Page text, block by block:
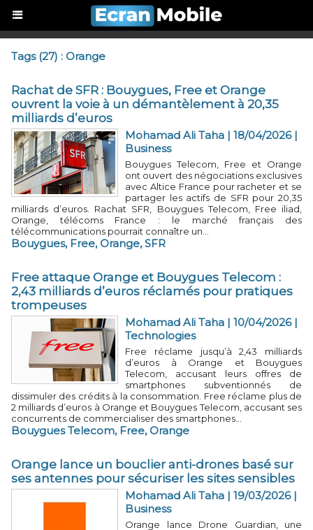
Tags (27) : Orange
Rachat de SFR : Bouygues, Free et Orange
ouvrent la voie à un démantèlement à 20,35
milliards d’euros
Mohamad Ali Taha | 18/04/2026|
Business
Bouygues Telecom, Free et Orange
ont ouvert des négociations exclusives
avec Altice France pour racheter et se
partager les actifs de SFR pour 20,35
milliards d’euros. Rachat SFR, Bouygues Telecom, Free iliad,
Orange, télécoms France : le marché français des
télécommunications pourrait connaître un...
Bouygues, Free, Orange,SFR
Free attaque Orange et Bouygues Telecom :
2,43 milliards d’euros réclamés pour pratiques
trompeuses
Mohamad Ali Taha | 10/04/2026|
Technologies
Free réclame jusqu’à 2,43 milliards
d’euros à Orange et Bouygues
Telecom, accusant leurs offres de
smartphones subventionnés de
dissimuler des crédits à la consommation. Free réclame plus de
2 milliards d’euros à Orange et Bouygues Telecom, accusant ses
concurrents de commercialiser des smartphones...
Bouygues Telecom, Free, Orange
Orange lance un bouclier anti-drones basé sur
ses antennes pour sécuriser les sites sensibles
Mohamad Ali Taha | 19/03/2026|
Business
Orange lance Drone Guardian, une